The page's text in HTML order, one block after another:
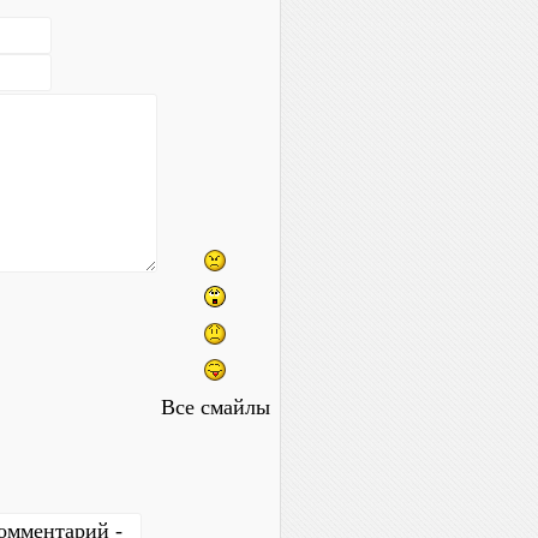
Все смайлы